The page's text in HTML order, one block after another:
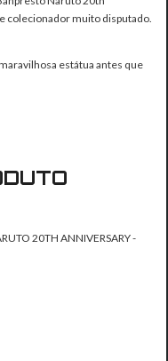
colecionador muito disputado.
estátua antes que
20TH ANNIVERSARY -